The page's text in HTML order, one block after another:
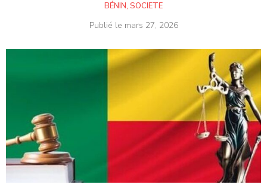
BÉNIN, SOCIETE
Publié le mars 27, 2026